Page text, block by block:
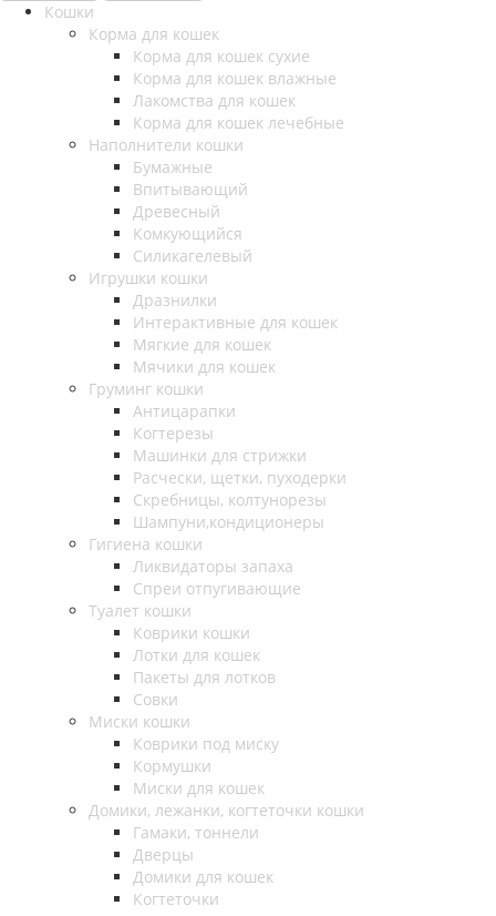
Кошки
Корма для кошек
Корма для кошек сухие
Корма для кошек влажные
Лакомства для кошек
Корма для кошек лечебные
Наполнители кошки
Бумажные
Впитывающий
Древесный
Комкующийся
Силикагелевый
Игрушки кошки
Дразнилки
Интерактивные для кошек
Мягкие для кошек
Мячики для кошек
Груминг кошки
Антицарапки
Когтерезы
Машинки для стрижки
Расчески, щетки, пуходерки
Скребницы, колтунорезы
Шампуни,кондиционеры
Гигиена кошки
Ликвидаторы запаха
Спреи отпугивающие
Туалет кошки
Коврики кошки
Лотки для кошек
Пакеты для лотков
Совки
Миски кошки
Коврики под миску
Кормушки
Миски для кошек
Домики, лежанки, когтеточки кошки
Гамаки, тоннели
Дверцы
Домики для кошек
Когтеточки